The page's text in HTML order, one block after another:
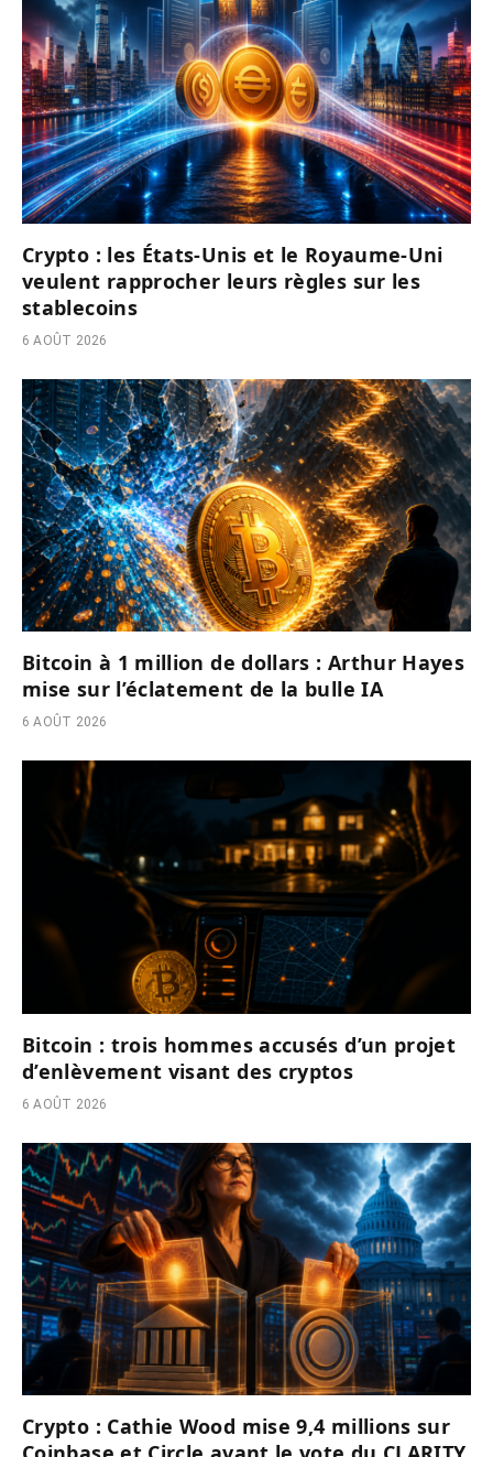
Crypto : les États-Unis et le Royaume-Uni
veulent rapprocher leurs règles sur les
stablecoins
6 AOÛT 2026
Bitcoin à 1 million de dollars : Arthur Hayes
mise sur l’éclatement de la bulle IA
6 AOÛT 2026
Bitcoin : trois hommes accusés d’un projet
d’enlèvement visant des cryptos
6 AOÛT 2026
Crypto : Cathie Wood mise 9,4 millions sur